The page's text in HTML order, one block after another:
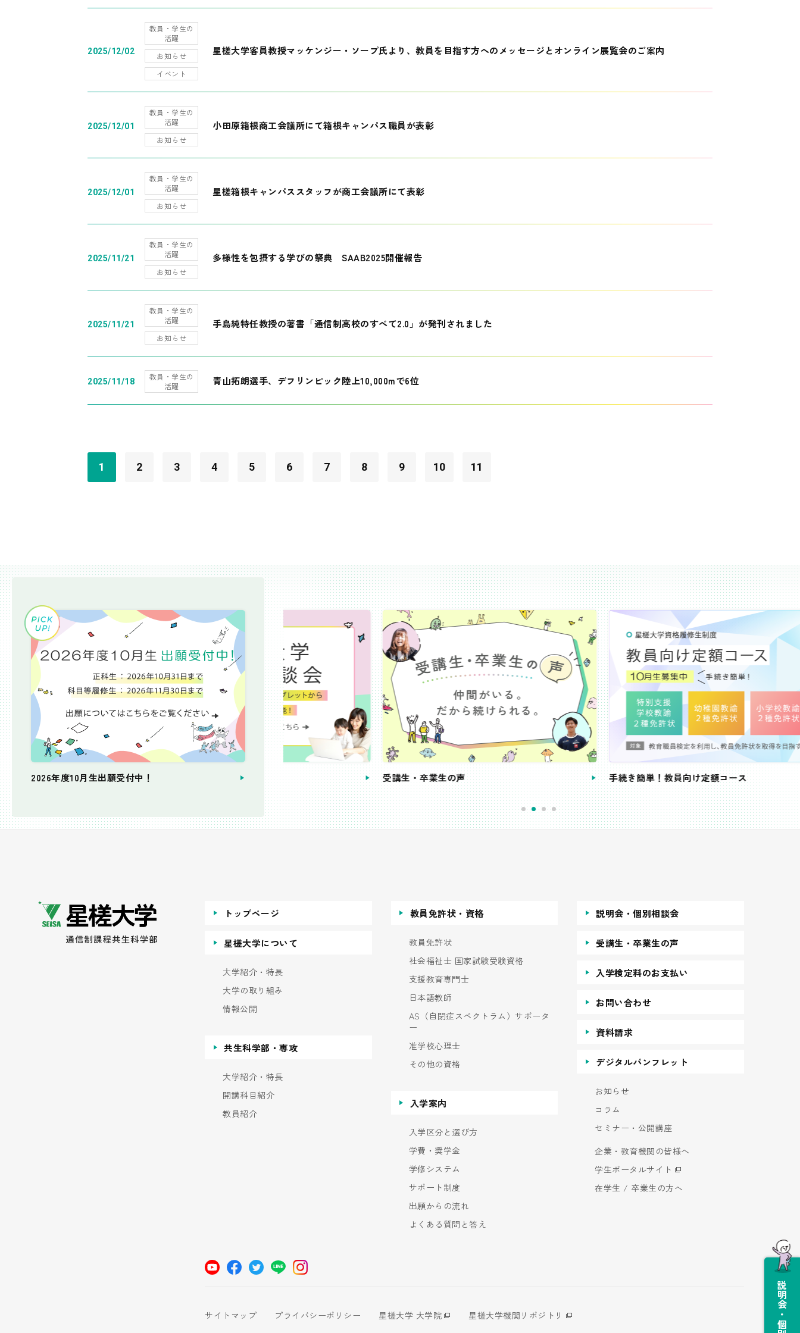
2025/12/02
教員・学生の
活躍
お知らせ
イベント
星槎大学客員教授マッケンジー・ソープ氏より、教員を目指す方へのメッセージとオンライン展覧会のご案内
2025/12/01
教員・学生の
活躍
お知らせ
小田原箱根商工会議所にて箱根キャンパス職員が表彰
2025/12/01
教員・学生の
活躍
お知らせ
星槎箱根キャンパススタッフが商工会議所にて表彰
2025/11/21
教員・学生の
活躍
お知らせ
多様性を包摂する学びの祭典 SAAB2025開催報告
2025/11/21
教員・学生の
活躍
お知らせ
手島純特任教授の著書「通信制高校のすべて2.0」が発刊されました
2025/11/18
教員・学生の
活躍
青山拓朗選手、デフリンピック陸上10,000mで6位
1 2 3 4 5 6 7 8 9 10 11
2026年度10月生出願受付中！
個別相談会 受講生・卒業生の声 手続き簡単！教員向け定額コース 教員免許状が
トップページ
星槎大学について
大学紹介・特長
大学の取り組み
情報公開
共生科学部・専攻
大学紹介・特長
開講科目紹介
教員紹介
教員免許状・資格
教員免許状
社会福祉士 国家試験受験資格
支援教育専門士
日本語教師
AS（自閉症スペクトラム）サポータ
ー
准学校心理士
その他の資格
入学案内
入学区分と選び方
学費・奨学金
学修システム
サポート制度
出願からの流れ
よくある質問と答え
説明会・個別相談会
受講生・卒業生の声
入学検定料のお支払い
お問い合わせ
資料請求
デジタルパンフレット
お知らせ
コラム
セミナー・公開講座
企業・教育機関の皆様へ
学生ポータルサイト
在学生 / 卒業生の方へ
サイトマップ プライバシーポリシー 星槎大学 大学院
星槎大学機関リポジトリ